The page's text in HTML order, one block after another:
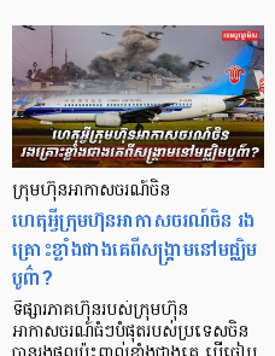
ក្រុមហ៊ុនអាកាសចរណ៍ចិន
ហេតុអ្វីក្រុមហ៊ុនអាកាសចរណ៍ចិន រង
គ្រោះខ្លាំងជាងគេពីសង្គ្រាមនៅមជ្ឈិម
បូព៌ា?
ទីផ្សារភាគហ៊ុនរបស់ក្រុមហ៊ុន
អាកាសចរណ៍ធំៗបំផុតរបស់ប្រទេសចិន